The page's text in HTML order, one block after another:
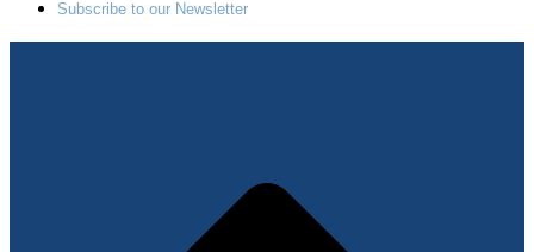
Subscribe to our Newsletter